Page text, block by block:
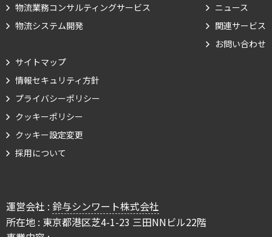
物流業務コンサルティングサービス
物流システム開発
ニュース
関連サービス
お問い合わせ
サイトマップ
情報セキュリティ方針
プライバシーポリシー
クッキーポリシー
クッキー設定変更
採用について
運営会社 : 鈴与シンワート株式会社
所在地 : 東京都港区芝4-1-23 三田NNビル22階
Cookie であり、対象となるのはサイト訪問者に関する情報、サイト訪問者
による設定、デバイス情報などです。これらの情報はサイトを正常に機能さ
せる目的を中心に使われます。個人を直接特定できる情報が保存されること